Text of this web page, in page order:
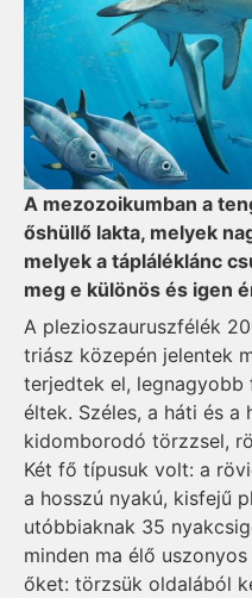
A mezozoikumban a
őshüllő lakta, melyek
melyek a tápláléklánc
meg e különös és igen
A plezioszauruszfélék
triász közepén jelentek
terjedtek el,
éltek. Széles, a háti és a
kidomborodó törzzsel,
Két fő típusuk volt: a
a hosszú nyakú, kisfejű
utóbbiaknak 35
minden ma élő
őket: törzsük oldalából